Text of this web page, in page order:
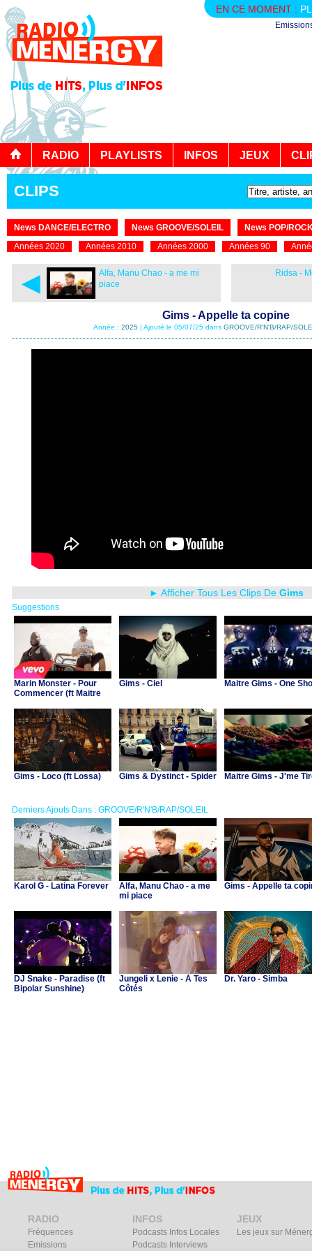
EN CE MOMENT :
RADIO PLAYLISTS INFOS JEUX
CLIPS
News DANCE/ELECTRO News GROOVE/SOLEIL
News POP/
Années 2020
Années 2010 Années 2000 Années 90
◄
Alfa, Manu Chao - a me mi
piace
Ridsa -
Gims - Appelle ta copine
Année : 2025| Ajouté le 05/07/25 dans GROOVE/R'N'B/RAP/
► Afficher Tous Les Clips De Gims
Suggestions
Marin Monster - Pour
Commencer (ft Maitre
Gims - Ciel Maitre Gims - One
Gims - Loco (ft Lossa) Gims & Dystinct - Spider Maitre Gims - J'me
Derniers Ajouts Dans : GROOVE/R'N'B/RAP/SOLEIL
Karol G - Latina Forever
Alfa, Manu Chao - a me
mi piace
Gims - Appelle ta
DJ Snake - Paradise (ft
Bipolar Sunshine)
Jungeli x Lenie - À Tes
Côtés
Dr. Yaro - Simba
RADIO
Fréquences
Emissions
INFOS
Podcasts Infos Locales
Podcasts Interviews
JEUX
Les jeux sur